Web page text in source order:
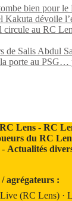
bien pour le
Kakuta dévoile
circule au RC
de Salis Abdul
porte au PSG…
Lens -RC
du RC
- Actualités
agrégateurs :
(RC Lens) ·